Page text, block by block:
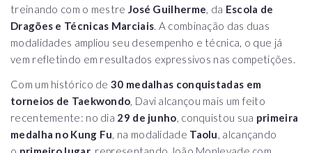
treinando com o mestre José Guilherme, da Escola de
Dragões e Técnicas Marciais. A combinação das duas
modalidades ampliou seu desempenho e técnica, o que já
vem refletindo em resultados expressivos nas competições.
Com um histórico de 30 medalhas conquistadas em
torneios de Taekwondo, Davi alcançou mais um feito
recentemente: no dia 29 de junho, conquistou sua primeira
medalha no Kung Fu, na modalidade Taolu, alcançando